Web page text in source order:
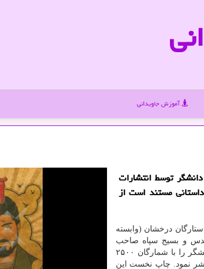
آموزش جاویدانی
توسط انتشارات
مستند است از
درخشان (وابسته
و بسیج سپاه صاحب
الزمان) چاپ دوم کتاب «آورتین» اثر بهزاد دانشگر را با شمارگان ۲۵۰۰
۱۸، ۵۰۰ تومان منتشر نمود. چاپ نخست این